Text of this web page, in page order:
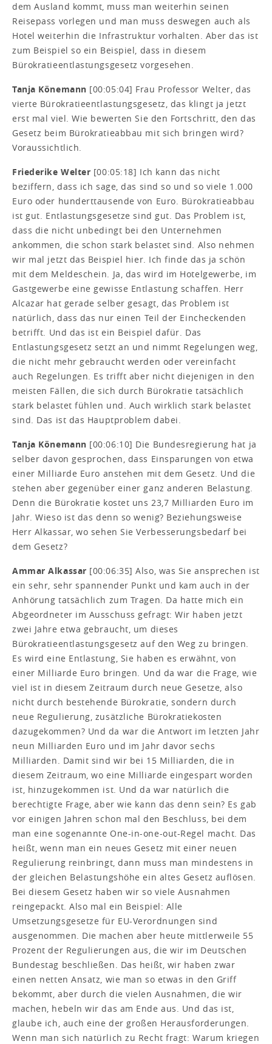
dem Ausland kommt, muss man weiterhin seinen
Reisepass vorlegen und man muss deswegen auch als
Hotel weiterhin die Infrastruktur vorhalten. Aber das ist
zum Beispiel so ein Beispiel, dass in diesem
Bürokratieentlastungsgesetz vorgesehen.
Tanja Könemann [00:05:04] Frau Professor Welter, das
vierte Bürokratieentlastungsgesetz, das klingt ja jetzt
erst mal viel. Wie bewerten Sie den Fortschritt, den das
Gesetz beim Bürokratieabbau mit sich bringen wird?
Voraussichtlich.
Friederike Welter [00:05:18] Ich kann das nicht
beziffern, dass ich sage, das sind so und so viele 1.000
Euro oder hunderttausende von Euro. Bürokratieabbau
ist gut. Entlastungsgesetze sind gut. Das Problem ist,
dass die nicht unbedingt bei den Unternehmen
ankommen, die schon stark belastet sind. Also nehmen
wir mal jetzt das Beispiel hier. Ich finde das ja schön
mit dem Meldeschein. Ja, das wird im Hotelgewerbe, im
Gastgewerbe eine gewisse Entlastung schaffen. Herr
Alcazar hat gerade selber gesagt, das Problem ist
natürlich, dass das nur einen Teil der Eincheckenden
betrifft. Und das ist ein Beispiel dafür. Das
Entlastungsgesetz setzt an und nimmt Regelungen weg,
die nicht mehr gebraucht werden oder vereinfacht
auch Regelungen. Es trifft aber nicht diejenigen in den
meisten Fällen, die sich durch Bürokratie tatsächlich
stark belastet fühlen und. Auch wirklich stark belastet
sind. Das ist das Hauptproblem dabei.
Tanja Könemann [00:06:10] Die Bundesregierung hat ja
selber davon gesprochen, dass Einsparungen von etwa
einer Milliarde Euro anstehen mit dem Gesetz. Und die
stehen aber gegenüber einer ganz anderen Belastung.
Denn die Bürokratie kostet uns 23,7 Milliarden Euro im
Jahr. Wieso ist das denn so wenig? Beziehungsweise
Herr Alkassar, wo sehen Sie Verbesserungsbedarf bei
dem Gesetz?
Ammar Alkassar [00:06:35] Also, was Sie ansprechen ist
ein sehr, sehr spannender Punkt und kam auch in der
Anhörung tatsächlich zum Tragen. Da hatte mich ein
Abgeordneter im Ausschuss gefragt: Wir haben jetzt
zwei Jahre etwa gebraucht, um dieses
Bürokratieentlastungsgesetz auf den Weg zu bringen.
Es wird eine Entlastung, Sie haben es erwähnt, von
einer Milliarde Euro bringen. Und da war die Frage, wie
viel ist in diesem Zeitraum durch neue Gesetze, also
nicht durch bestehende Bürokratie, sondern durch
neue Regulierung, zusätzliche Bürokratiekosten
dazugekommen? Und da war die Antwort im letzten Jahr
neun Milliarden Euro und im Jahr davor sechs
Milliarden. Damit sind wir bei 15 Milliarden, die in
diesem Zeitraum, wo eine Milliarde eingespart worden
ist, hinzugekommen ist. Und da war natürlich die
berechtigte Frage, aber wie kann das denn sein? Es gab
vor einigen Jahren schon mal den Beschluss, bei dem
man eine sogenannte One-in-one-out-Regel macht. Das
heißt, wenn man ein neues Gesetz mit einer neuen
Regulierung reinbringt, dann muss man mindestens in
der gleichen Belastungshöhe ein altes Gesetz auflösen.
Bei diesem Gesetz haben wir so viele Ausnahmen
reingepackt. Also mal ein Beispiel: Alle
Umsetzungsgesetze für EU-Verordnungen sind
ausgenommen. Die machen aber heute mittlerweile 55
Prozent der Regulierungen aus, die wir im Deutschen
Bundestag beschließen. Das heißt, wir haben zwar
einen netten Ansatz, wie man so etwas in den Griff
bekommt, aber durch die vielen Ausnahmen, die wir
machen, hebeln wir das am Ende aus. Und das ist,
glaube ich, auch eine der großen Herausforderungen.
Wenn man sich natürlich zu Recht fragt: Warum kriegen